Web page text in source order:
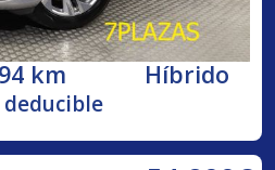
km Híbrido
deducible